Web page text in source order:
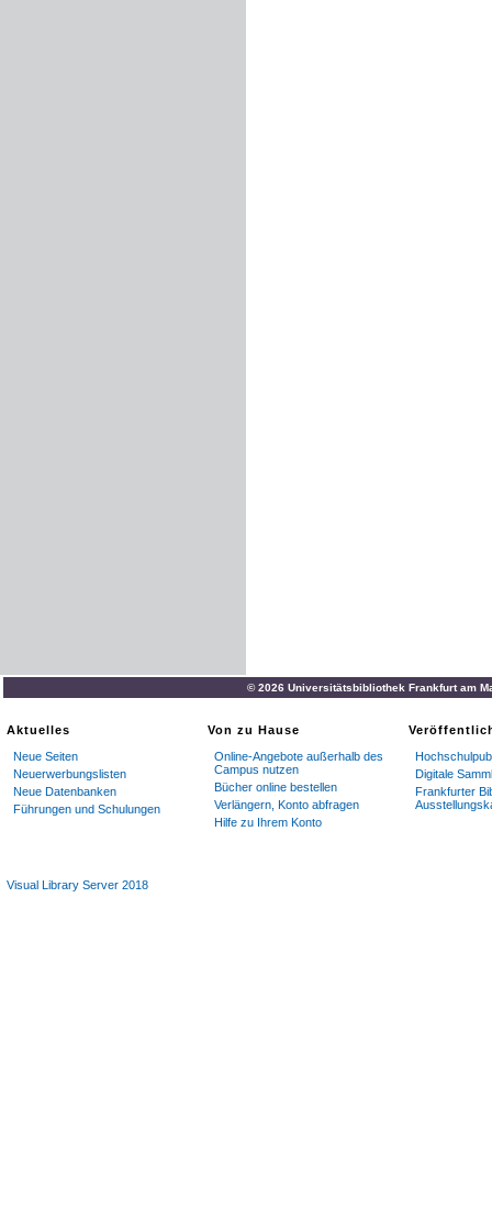
© 2026 Universitätsbibliothek Frankfurt am
Aktuelles
Neue Seiten
Neuerwerbungslisten
Neue Datenbanken
Führungen und Schulungen
Von zu Hause
Online-Angebote außerhalb des
Campus nutzen
Bücher online bestellen
Verlängern, Konto abfragen
Hilfe zu Ihrem Konto
Digitale
Frankfurter
Visual Library Server 2018